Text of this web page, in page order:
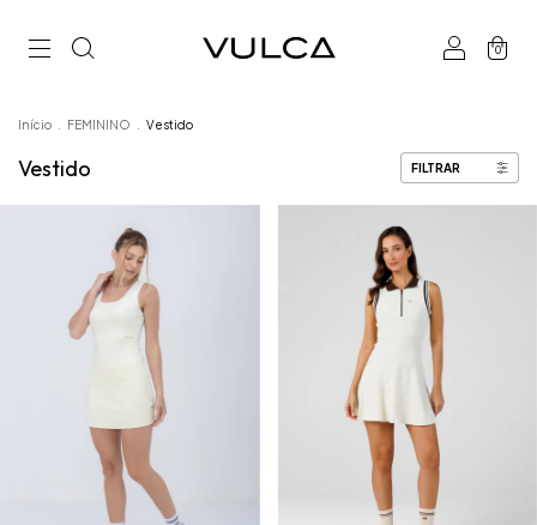
0
Início FEMININO Vestido
Vestido FILTRAR